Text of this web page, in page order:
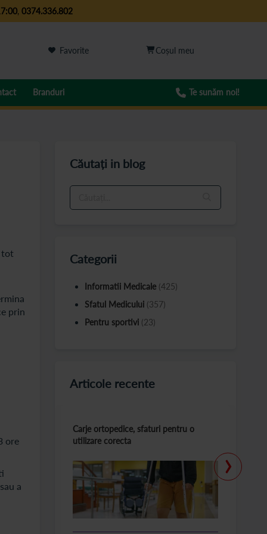
, 0374.336.802
Favorite
Branduri Te sunăm noi!
tot
prin
ore
a
Căutați in blog
Categorii
Informatii Medicale (425)
Sfatul Medicului (357)
Pentru sportivi (23)
Articole recente
Carje ortopedice, sfaturi pentru o
utilizare corecta
›